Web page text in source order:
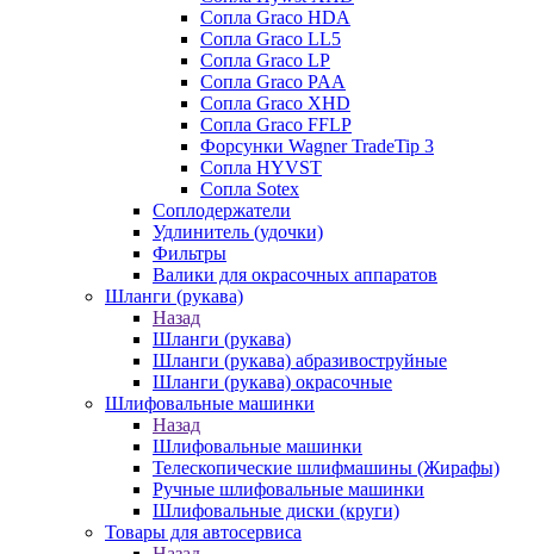
Сопла Graco HDA
Сопла Graco LL5
Сопла Graco LP
Сопла Graco PAA
Сопла Graco XHD
Сопла Graco FFLP
Форсунки Wagner TradeTip 3
Сопла HYVST
Сопла Sotex
Соплодержатели
Удлинитель (удочки)
Фильтры
Валики для окрасочных аппаратов
Шланги (рукава)
Назад
Шланги (рукава)
Шланги (рукава) абразивоструйные
Шланги (рукава) окрасочные
Шлифовальные машинки
Назад
Шлифовальные машинки
Телескопические шлифмашины (Жирафы)
Ручные шлифовальные машинки
Шлифовальные диски (круги)
Товары для автосервиса